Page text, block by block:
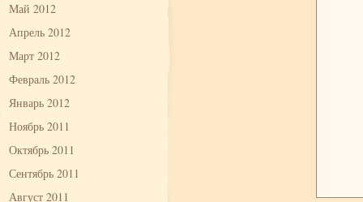
Май 2012
Апрель 2012
Март 2012
Февраль 2012
Январь 2012
Ноябрь 2011
Октябрь 2011
Сентябрь 2011
Август 2011